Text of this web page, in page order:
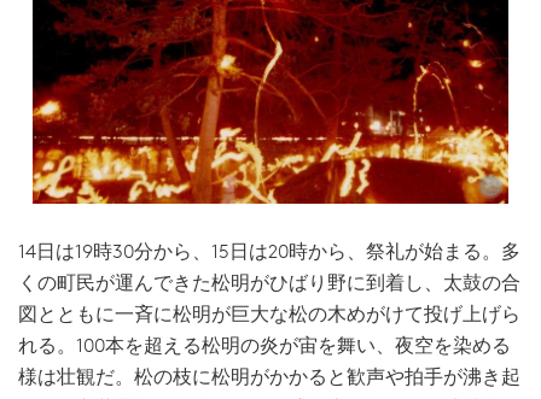
14日は19時30分から、15日は20時から、祭礼が始まる。多
くの町民が運んできた松明がひばり野に到着し、太鼓の合
図とともに一斉に松明が巨大な松の木めがけて投げ上げら
れる。100本を超える松明の炎が宙を舞い、夜空を染める
様は壮観だ。松の枝に松明がかかると歓声や拍手が沸き起